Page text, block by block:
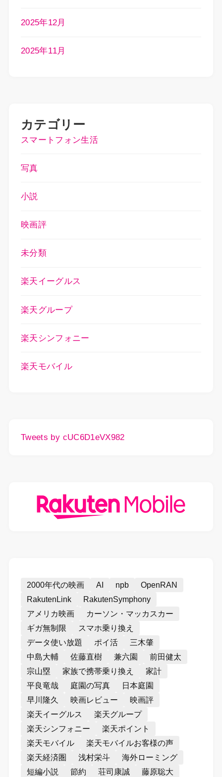
2025年12月
2025年11月
カテゴリー
スマートフォン生活
写真
小説
映画評
未分類
楽天イーグルス
楽天グループ
楽天シンフォニー
楽天モバイル
Tweets by cUC6D1eVX982
2000年代の映画 AI npb
OpenRAN
RakutenLink
RakutenSymphony
アメリカ映画
カーソン・マッカスカー
ギガ無制限
スマホ乗り換え
データ使い放題
ポイ活
三木肇
中島大輔
佐藤直樹 兼六園
前田健太
宗山塁
家族で携帯乗り換え
家計
平良竜哉
庭園の写真
日本庭園
早川隆久
映画レビュー
映画評
楽天イーグルス
楽天グループ
楽天シンフォニー
楽天ポイント
楽天モバイル
楽天モバイルお客様の声
楽天経済圏
浅村栄斗
海外ローミング
短編小説
節約 荘司康誠
藤原聡大